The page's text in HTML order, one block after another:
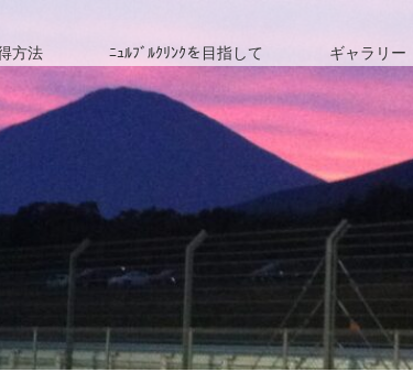
方法 ﾆｭﾙﾌﾞﾙｸﾘﾝｸを目指して ギャラリー